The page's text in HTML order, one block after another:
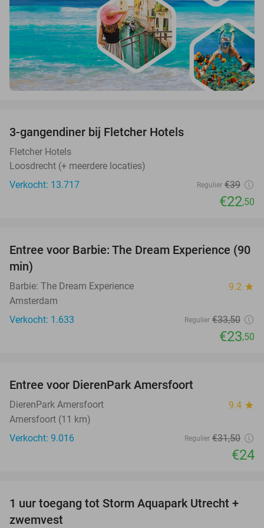
3-gangendiner bij Fletcher Hotels
Fletcher Hotels
Loosdrecht (+ meerdere locaties)
Verkocht: 13.717
Regulier €39
€22,50
30%
Entree voor Barbie: The Dream Experience (90
min)
Barbie: The Dream Experience 9.2 star
Amsterdam
Verkocht: 1.633
Regulier €33,50
€23,50
Entree voor DierenPark Amersfoort
DierenPark Amersfoort 9.4 star
Amersfoort (11 km)
Verkocht: 9.016
Regulier €31,50
€24
31%
1 uur toegang tot Storm Aquapark Utrecht +
zwemvest